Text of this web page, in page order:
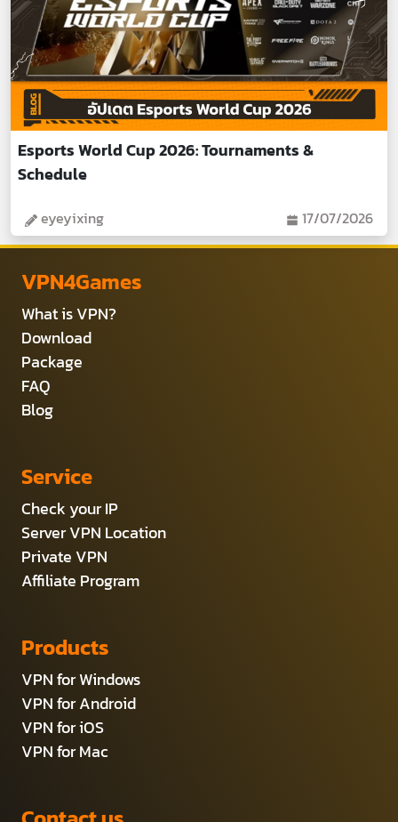
Esports World Cup 2026: Tournaments &
Schedule
eyeyixing 17/07/2026
VPN4Games
What is VPN?
Download
Package
FAQ
Blog
Service
Check your IP
Server VPN Location
Private VPN
Affiliate Program
Products
VPN for Windows
VPN for Android
VPN for iOS
VPN for Mac